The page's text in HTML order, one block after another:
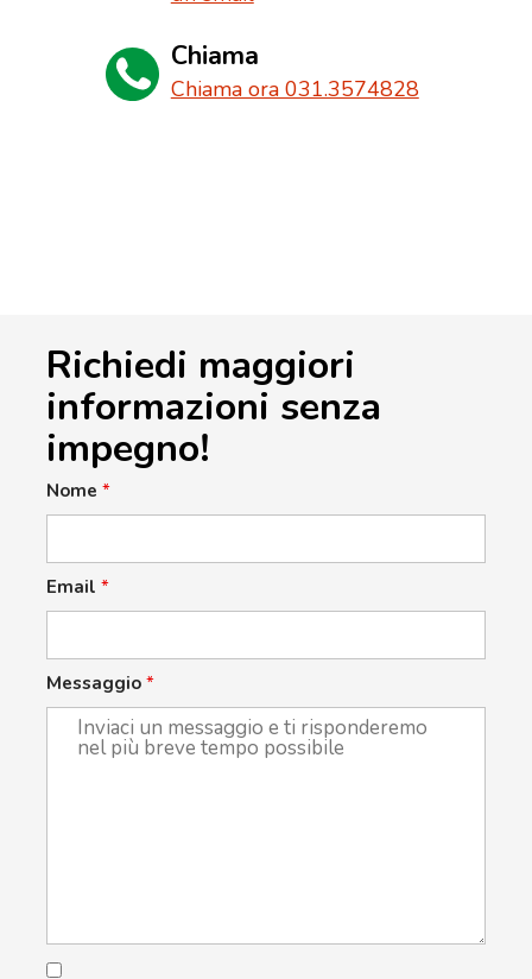
Chiama
Chiama ora 031.3574828
Richiedi maggiori
informazioni senza
impegno!
Nome *
Email *
Messaggio *